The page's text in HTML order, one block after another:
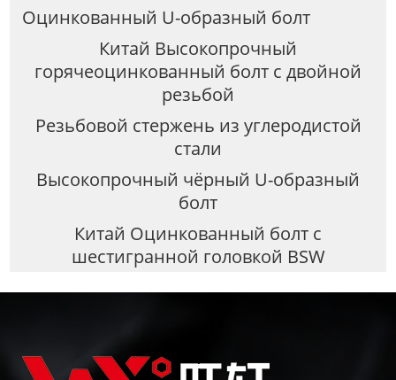
Оцинкованный U-образный болт
Китай Высокопрочный
горячеоцинкованный болт с двойной
резьбой
Резьбовой стержень из углеродистой
стали
Высокопрочный чёрный U-образный
болт
Китай Оцинкованный болт с
шестигранной головкой BSW